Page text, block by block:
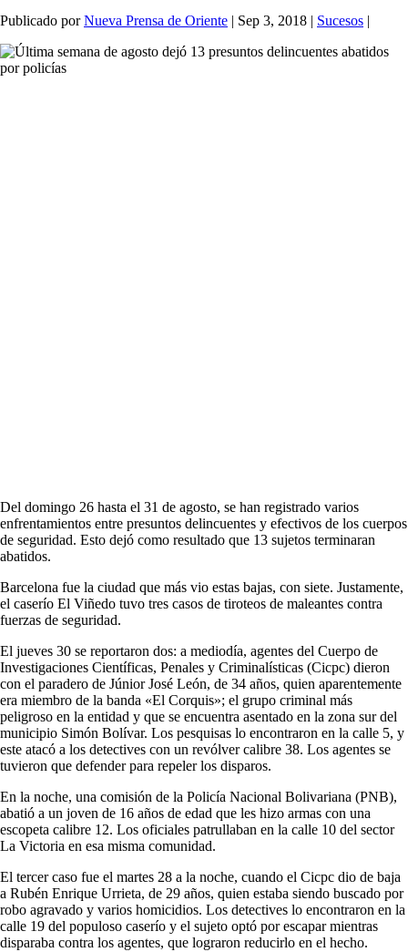
Publicado porNueva Prensa de Oriente | Sep 3, 2018 | Sucesos |
Del domingo 26 hasta el 31 de agosto, se han registrado varios
enfrentamientos entre presuntos delincuentes y efectivos de los cuerpos
de seguridad. Esto dejó como resultado que 13 sujetos terminaran
abatidos.
Barcelona fue la ciudad que más vio estas bajas, con siete. Justamente,
el caserío El Viñedo tuvo tres casos de tiroteos de maleantes contra
fuerzas de seguridad.
El jueves 30 se reportaron dos: a mediodía, agentes del Cuerpo de
Investigaciones Científicas, Penales y Criminalísticas (Cicpc) dieron
con el paradero de Júnior José León, de 34 años, quien aparentemente
era miembro de la banda «El Corquis»; el grupo criminal más
peligroso en la entidad y que se encuentra asentado en la zona sur del
municipio Simón Bolívar. Los pesquisas lo encontraron en la calle 5, y
este atacó a los detectives con un revólver calibre 38. Los agentes se
tuvieron que defender para repeler los disparos.
En la noche, una comisión de la Policía Nacional Bolivariana (PNB),
abatió a un joven de 16 años de edad que les hizo armas con una
escopeta calibre 12. Los oficiales patrullaban en la calle 10 del sector
La Victoria en esa misma comunidad.
El tercer caso fue el martes 28 a la noche, cuando el Cicpc dio de baja
a Rubén Enrique Urrieta, de 29 años, quien estaba siendo buscado por
robo agravado y varios homicidios. Los detectives lo encontraron en la
calle 19 del populoso caserío y el sujeto optó por escapar mientras
disparaba contra los agentes, que lograron reducirlo en el hecho.